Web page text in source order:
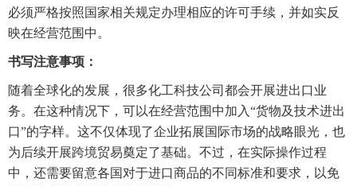
必须严格按照国家相关规定办理相应的许可手续，并如实反
映在经营范围中。
书写注意事项：
随着全球化的发展，很多化工科技公司都会开展进出口业
务。在这种情况下，可以在经营范围中加入“货物及技术进出
口”的字样。这不仅体现了企业拓展国际市场的战略眼光，也
为后续开展跨境贸易奠定了基础。不过，在实际操作过程
中，还需要留意各国对于进口商品的不同标准和要求，以免